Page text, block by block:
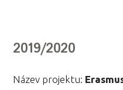
2019/2020
Název projektu: